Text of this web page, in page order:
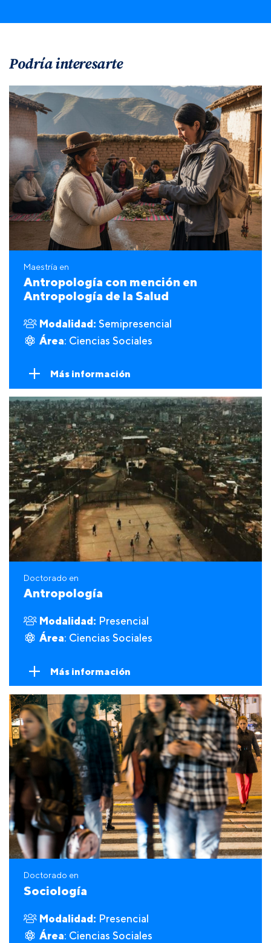
Podría interesarte
Maestría en
Antropología con mención en
Antropología de la Salud
Modalidad: Semipresencial
Área: Ciencias Sociales
Más información
Doctorado en
Antropología
Modalidad: Presencial
Área: Ciencias Sociales
Más información
Doctorado en
Sociología
Modalidad: Presencial
Área: Ciencias Sociales